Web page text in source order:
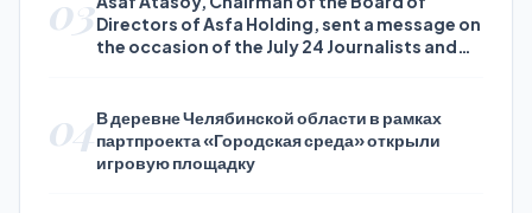
Directors of Asfa Holding, sent a message on
the occasion of the July 24 Journalists and
04В деревне Челябинской области в рамках
партпроекта «Городская среда» открыли
игровую площадку